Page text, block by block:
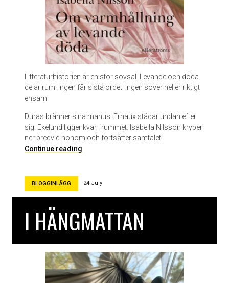
Litteraturhistorien är en stor sovsal. Levande och döda
delar rum. Ingen får sista ordet. Ingen sover heller riktigt
ensam.
Duras bränner sina manus. Ernaux städar undan efter
sig. Ekelund ligger kvar i rummet. Isabella Nilsson kryper
ner bredvid honom och fortsätter samtalet.
Continue reading
a
h
å
l
n
BLOGGINLÄGG 24 July
I HÄNGMATTAN